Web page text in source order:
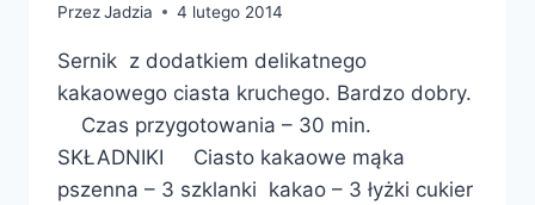
PrzezJadzia 4 lutego 2014
Sernik z dodatkiem delikatnego
kakaowego ciasta kruchego. Bardzo dobry.
Czas przygotowania – 30 min.
SKŁADNIKI Ciasto kakaowe mąka
pszenna – 3 szklanki kakao – 3 łyżki cukier